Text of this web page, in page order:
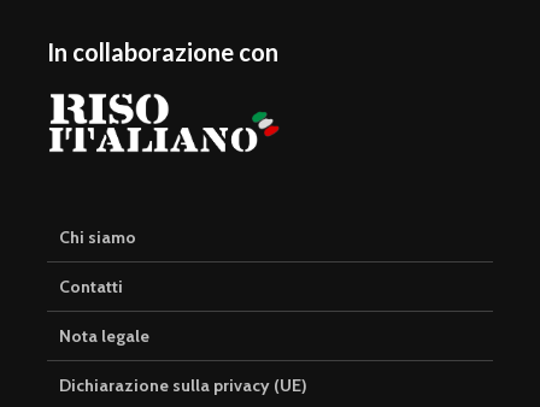
In collaborazione con
Chi siamo
Contatti
Nota legale
Dichiarazione sulla privacy (UE)